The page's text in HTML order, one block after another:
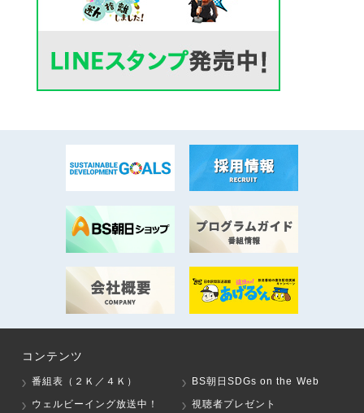
コンテンツ
番組表（２Ｋ／４Ｋ）
BS朝日SDGs on the Web
ウェルビーイング放送中！
視聴者プレゼント